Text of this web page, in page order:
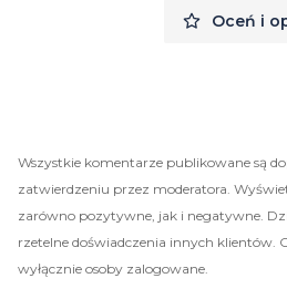
Oceń i
Wszystkie komentarze publikowane są
zatwierdzeniu przez moderatora.
zarówno pozytywne, jak i negatywne.
rzetelne doświadczenia innych klientów.
wyłącznie osoby zalogowane.